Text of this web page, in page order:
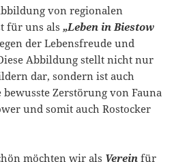
von regionalen
für uns als„Leben in Biestow
der Lebensfreude und
Abbildung stellt nicht nur
dar, sondern ist auch
bewusste Zerstörung von Fauna
und somit auch Rostocker
möchten wir als Vereinfür